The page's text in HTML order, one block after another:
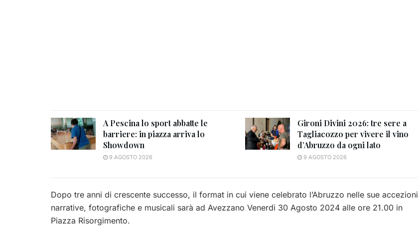
A Pescina lo sport abbatte le
barriere: in piazza arriva lo
Showdown
9 AGOSTO 2026
Gironi Divini 2026: tre sere a
Tagliacozzo per vivere il vino
d’Abruzzo da ogni lato
9 AGOSTO 2026
Dopo tre anni di crescente successo, il format in cui viene celebrato l’Abruzzo nelle sue accezioni
narrative, fotografiche e musicali sarà ad Avezzano Venerdì 30 Agosto 2024 alle ore 21.00 in
Piazza Risorgimento.